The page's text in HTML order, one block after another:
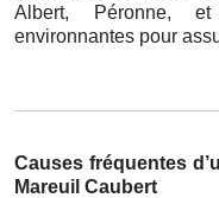
Albert, Péronne,
environnantes pour
Causes fréquentes
Mareuil Caubert